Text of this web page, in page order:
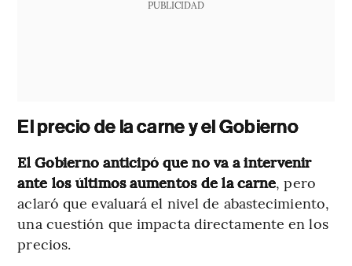
PUBLICIDAD
El precio de la carne y el Gobierno
El Gobierno anticipó que no va a intervenir
ante los últimos aumentos de la carne, pero
aclaró que evaluará el nivel de abastecimiento,
una cuestión que impacta directamente en los
precios.